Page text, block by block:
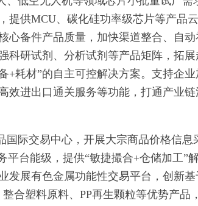
供MCU、碳化硅功率级芯片等产品云
心备件产品质量，加快渠道整合、自
科研试剂、分析试剂等产品矩阵，拓
+耗材”的自主可控解决方案。支持企
效进出口通关服务等功能，打通产业
国际交易中心，开展大宗商品价格信息
台能级，提供“敏捷撮合+仓储加工”
发展有色金属功能性交易平台，创新
合塑料原料、PP再生颗粒等优势产品